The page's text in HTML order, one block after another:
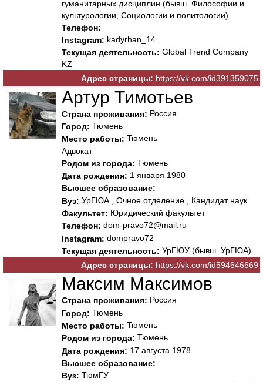
гуманитарных дисциплин (бывш. Философии и
культурологии, Социологии и политологии)
Телефон:
Instagram: kadyrhan_14
Текущая деятельность: Global Trend Company
KZ
Адрес страницы: https://vk.com/id391359075
Артур Тимотьев
Страна проживания: Россия
Город: Тюмень
Место работы: Тюмень
Адвокат
Родом из города: Тюмень
Дата рождения: 1 января 1980
Высшее образование:
Вуз: УрГЮА , Очное отделение , Кандидат наук
Факультет: Юридический факультет
Телефон: dom-pravo72@mail.ru
Instagram: dompravo72
Текущая деятельность: УрГЮУ (бывш. УрГЮА)
Адрес страницы: https://vk.com/id594646669
Максим Максимов
Страна проживания: Россия
Город: Тюмень
Место работы: Тюмень
Родом из города: Тюмень
Дата рождения: 17 августа 1978
Высшее образование:
Вуз: ТюмГУ